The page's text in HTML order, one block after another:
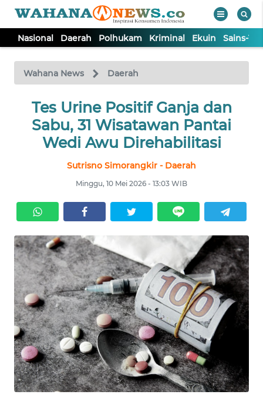
Nasional Daerah Polhukam Kriminal Ekuin Sains-
Wahana News Daerah
Tes Urine Positif Ganja dan
Sabu, 31 Wisatawan Pantai
Wedi Awu Direhabilitasi
Sutrisno Simorangkir - Daerah
Minggu, 10 Mei 2026 - 13:03 WIB
TV
Tutup
NASIONAL
DAERAH
KRIMINAL
EKUIN
SAINS-TEKNO
KESEHATAN
INTERNASIONAL
SERBA-SERBI